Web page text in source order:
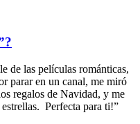
de las películas románticas,
parar en un canal, me miró
regalos de Navidad, y me
Perfecta para ti!”